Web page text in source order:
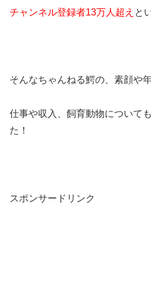
チャンネル登録者13万人超え と
そんなちゃんねる鰐の、素顔や
仕事や収入、飼育動物について
た！
スポンサードリンク